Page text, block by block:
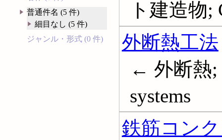
普通件名 (5 件)
細目なし (5 件)
ジャンル・形式 (0 件)
ト建造物;
外断熱工法
← 外断熱;
systems
鉄筋コン